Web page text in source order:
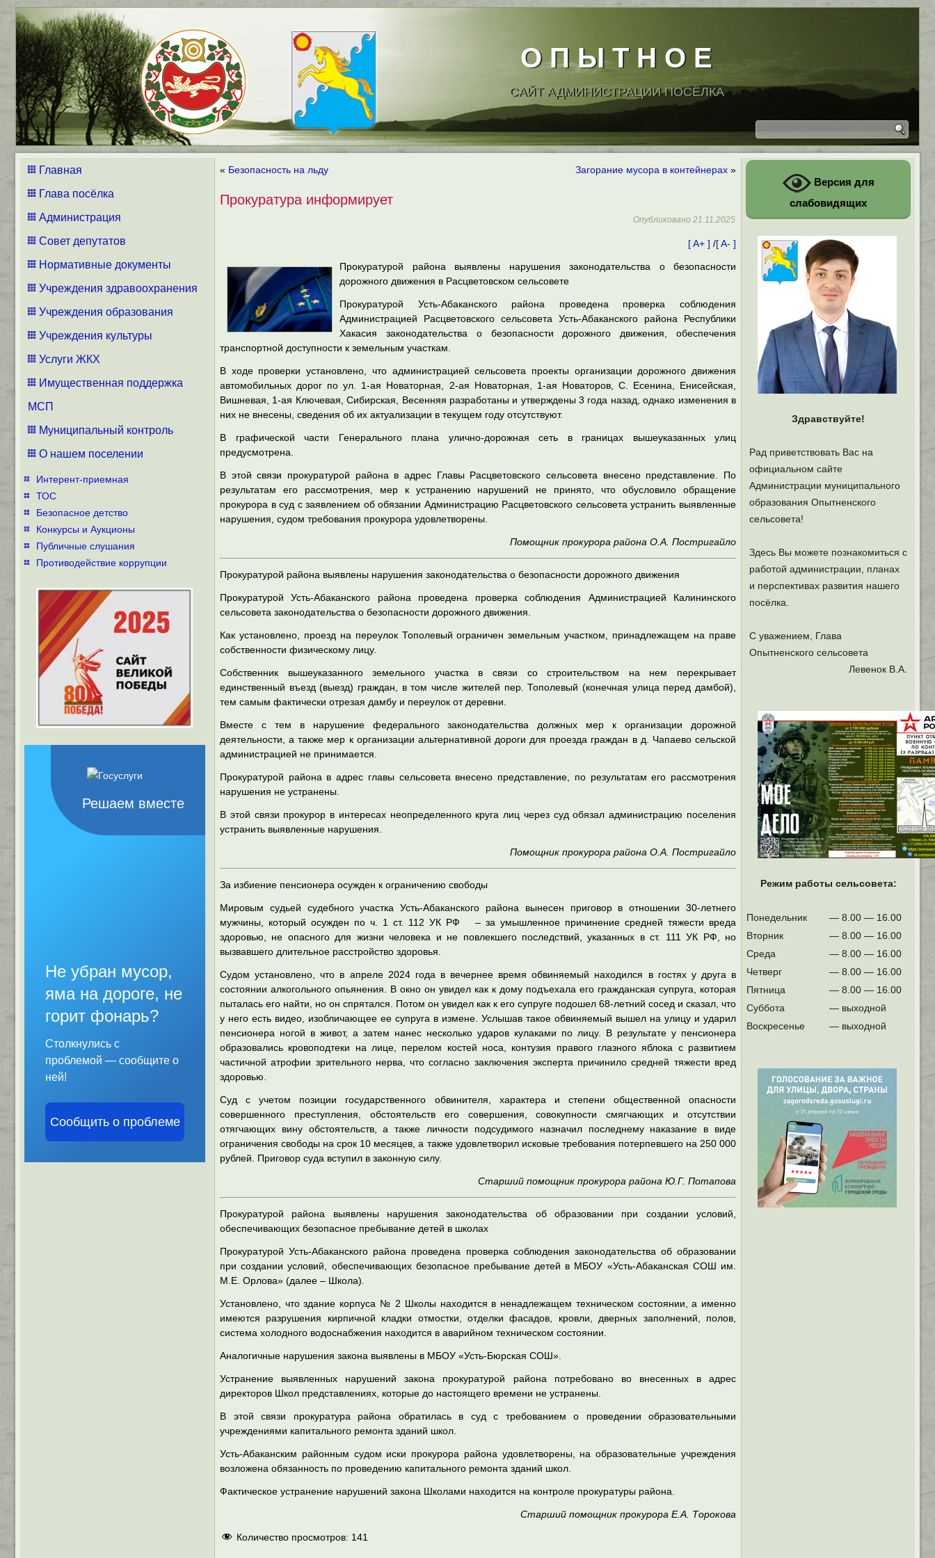
О П Ы Т Н О Е
САЙТ АДМИНИСТРАЦИИ ПОСЁЛКА
Главная
Глава посёлка
Администрация
Совет депутатов
Нормативные документы
Учреждения здравоохранения
Учреждения образования
Учреждения культуры
Услуги ЖКХ
Имущественная поддержка
МСП
Муниципальный контроль
О нашем поселении
Интерент-приемная
ТОС
Безопасное детство
Конкурсы и Аукционы
Публичные слушания
Противодействие коррупции
Решаем вместе
Не убран мусор,
яма на дороге, не
горит фонарь?
Столкнулись с
проблемой — сообщите о
ней!
Сообщить о проблеме
« Безопасность на льду Загорание мусора в контейнерах »
Прокуратура информирует
Опубликовано 21.11.2025
[ A+ ] /[ A- ]
Прокуратурой района выявлены нарушения законодательства о безопасности
дорожного движения в Расцветовском сельсовете
Прокуратурой Усть-Абаканского района проведена проверка соблюдения
Администрацией Расцветовского сельсовета Усть-Абаканского района Республики
Хакасия законодательства о безопасности дорожного движения, обеспечения
транспортной доступности к земельным участкам.
В ходе проверки установлено, что администрацией сельсовета проекты организации дорожного движения
автомобильных дорог по ул. 1-ая Новаторная, 2-ая Новаторная, 1-ая Новаторов, С. Есенина, Енисейская,
Вишневая, 1-ая Ключевая, Сибирская, Весенняя разработаны и утверждены 3 года назад, однако изменения в
них не внесены, сведения об их актуализации в текущем году отсутствуют.
В графической части Генерального плана улично-дорожная сеть в границах вышеуказанных улиц
предусмотрена.
В этой связи прокуратурой района в адрес Главы Расцветовского сельсовета внесено представление. По
результатам его рассмотрения, мер к устранению нарушений не принято, что обусловило обращение
прокурора в суд с заявлением об обязании Администрацию Расцветовского сельсовета устранить выявленные
нарушения, судом требования прокурора удовлетворены.
Помощник прокурора района О.А. Постригайло
Прокуратурой района выявлены нарушения законодательства о безопасности дорожного движения
Прокуратурой Усть-Абаканского района проведена проверка соблюдения Администрацией Калининского
сельсовета законодательства о безопасности дорожного движения.
Как установлено, проезд на переулок Тополевый ограничен земельным участком, принадлежащем на праве
собственности физическому лицу.
Собственник вышеуказанного земельного участка в связи со строительством на нем перекрывает
единственный въезд (выезд) граждан, в том числе жителей пер. Тополевый (конечная улица перед дамбой),
тем самым фактически отрезая дамбу и переулок от деревни.
Вместе с тем в нарушение федерального законодательства должных мер к организации дорожной
деятельности, а также мер к организации альтернативной дороги для проезда граждан в д. Чапаево сельской
администрацией не принимается.
Прокуратурой района в адрес главы сельсовета внесено представление, по результатам его рассмотрения
нарушения не устранены.
В этой связи прокурор в интересах неопределенного круга лиц через суд обязал администрацию поселения
устранить выявленные нарушения.
Помощник прокурора района О.А. Постригайло
За избиение пенсионера осужден к ограничению свободы
Мировым судьей судебного участка Усть-Абаканского района вынесен приговор в отношении 30-летнего
мужчины, который осужден по ч. 1 ст. 112 УК РФ – за умышленное причинение средней тяжести вреда
здоровью, не опасного для жизни человека и не повлекшего последствий, указанных в ст. 111 УК РФ, но
вызвавшего длительное расстройство здоровья.
Судом установлено, что в апреле 2024 года в вечернее время обвиняемый находился в гостях у друга в
состоянии алкогольного опьянения. В окно он увидел как к дому подъехала его гражданская супруга, которая
пыталась его найти, но он спрятался. Потом он увидел как к его супруге подошел 68-летний сосед и сказал, что
у него есть видео, изобличающее ее супруга в измене. Услышав такое обвиняемый вышел на улицу и ударил
пенсионера ногой в живот, а затем нанес несколько ударов кулаками по лицу. В результате у пенсионера
образовались кровоподтеки на лице, перелом костей носа, контузия правого глазного яблока с развитием
частичной атрофии зрительного нерва, что согласно заключения эксперта причинило средней тяжести вред
здоровью.
Суд с учетом позиции государственного обвинителя, характера и степени общественной опасности
совершенного преступления, обстоятельств его совершения, совокупности смягчающих и отсутствии
отягчающих вину обстоятельств, а также личности подсудимого назначил последнему наказание в виде
ограничения свободы на срок 10 месяцев, а также удовлетворил исковые требования потерпевшего на 250 000
рублей. Приговор суда вступил в законную силу.
Старший помощник прокурора района Ю.Г. Потапова
Прокуратурой района выявлены нарушения законодательства об образовании при создании условий,
обеспечивающих безопасное пребывание детей в школах
Прокуратурой Усть-Абаканского района проведена проверка соблюдения законодательства об образовании
при создании условий, обеспечивающих безопасное пребывание детей в МБОУ «Усть-Абаканская СОШ им.
М.Е. Орлова» (далее – Школа).
Установлено, что здание корпуса № 2 Школы находится в ненадлежащем техническом состоянии, а именно
имеются разрушения кирпичной кладки отмостки, отделки фасадов, кровли, дверных заполнений, полов,
система холодного водоснабжения находится в аварийном техническом состоянии.
Аналогичные нарушения закона выявлены в МБОУ «Усть-Бюрская СОШ».
Устранение выявленных нарушений закона прокуратурой района потребовано во внесенных в адрес
директоров Школ представлениях, которые до настоящего времени не устранены.
В этой связи прокуратура района обратилась в суд с требованием о проведении образовательными
учреждениями капитального ремонта зданий школ.
Усть-Абаканским районным судом иски прокурора района удовлетворены, на образовательные учреждения
возложена обязанность по проведению капитального ремонта зданий школ.
Фактическое устранение нарушений закона Школами находится на контроле прокуратуры района.
Старший помощник прокурора Е.А. Торокова
Количество просмотров: 141
Версия для
слабовидящих
Здравствуйте!
Рад приветствовать Вас на
официальном сайте
Администрации муниципального
образования Опытненского
сельсовета!
Здесь Вы можете познакомиться с
работой администрации, планах
и перспективах развития нашего
посёлка.
С уважением, Глава
Опытненского сельсовета
Левенок В.А.
Режим работы сельсовета:
Понедельник
— 8.00 — 16.00
Вторник
— 8.00 — 16.00
Среда
— 8.00 — 16.00
Четверг
— 8.00 — 16.00
Пятница
— 8.00 — 16.00
Суббота
— выходной
Воскресенье
— выходной